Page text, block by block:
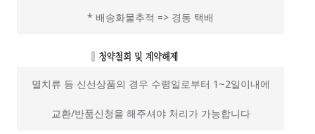
* 배송화물추적 => 경동 택배
멸치류 등 신선상품의 경우 수령일로부터 1~2일이내에
교환/반품신청을 해주셔야 처리가 가능합니다